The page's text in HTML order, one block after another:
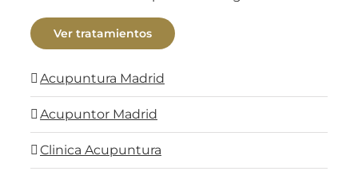
Ver tratamientos
Acupuntura Madrid
Acupuntor Madrid
Clinica Acupuntura